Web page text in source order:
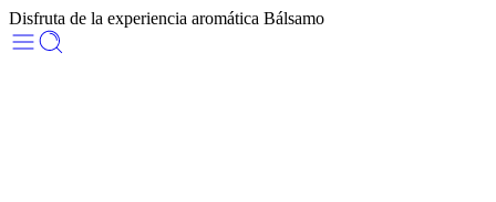
Disfruta de la experiencia aromática Bálsamo